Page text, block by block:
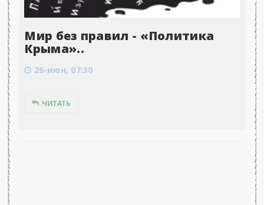
Мир без правил - «Политика
Крыма»..
26-июн, 07:30
ЧИТАТЬ